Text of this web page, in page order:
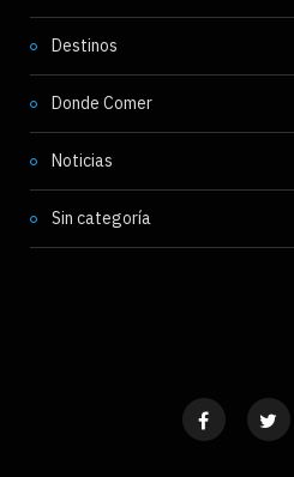
Destinos
Donde Comer
Noticias
Sin categoría